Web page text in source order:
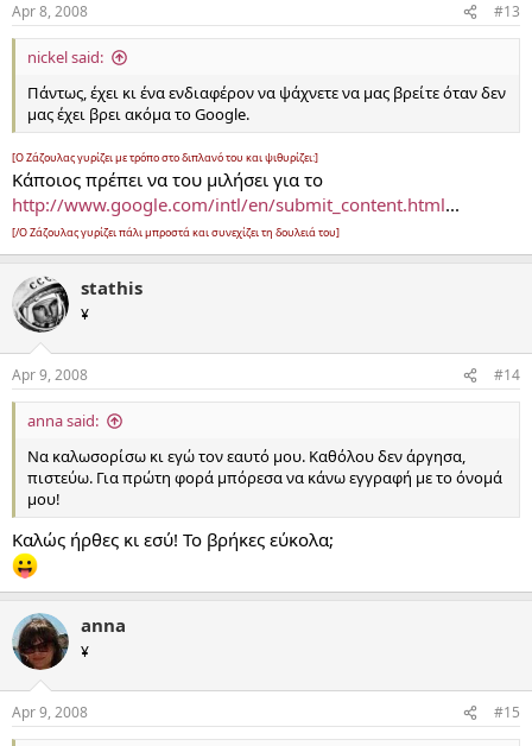
Apr 8, 2008 #13
nickel said:
Πάντως, έχει κι ένα ενδιαφέρον να ψάχνετε να μας βρείτε όταν δεν
μας έχει βρει ακόμα το Google.
[Ο Ζάζουλας γυρίζει με τρόπο στο διπλανό του και ψιθυρίζει:]
Κάποιος πρέπει να του μιλήσει για το
http://www.google.com/intl/en/submit_content.html...
[/Ο Ζάζουλας γυρίζει πάλι μπροστά και συνεχίζει τη δουλειά του]
stathis
¥
Apr 9, 2008 #14
anna said:
Να καλωσορίσω κι εγώ τον εαυτό μου. Καθόλου δεν άργησα,
πιστεύω. Για πρώτη φορά μπόρεσα να κάνω εγγραφή με το όνομά
μου!
Καλώς ήρθες κι εσύ! Το βρήκες εύκολα;
anna
¥
Apr 9, 2008 #15